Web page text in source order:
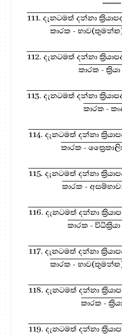
111. දැනටමත් දන්නා
කාරක -
112. දැනටමත් දන්නා
කාරක -
113. දැනටමත් දන්නා
කාරක -
114. දැනටමත් දන්නා
කාරක -
115. දැනටමත් දන්නා
කාරක -
116. දැනටමත් දන්නා
කාරක - විධික්‍රියා
117. දැනටමත් දන්නා
කාරක -
118. දැනටමත් දන්නා
කාරක -
119. දැනටමත් දන්නා